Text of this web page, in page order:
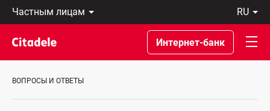
Частным
лицам
Предприятиям
Private
Banking
банке
ru
Latviski
По-
русски
In
Интернет-банк
ВОПРОСЫ И ОТВЕТЫ